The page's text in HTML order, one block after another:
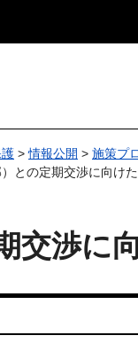
>情報公開 > 施策プ
との定期交渉に向け
交渉に